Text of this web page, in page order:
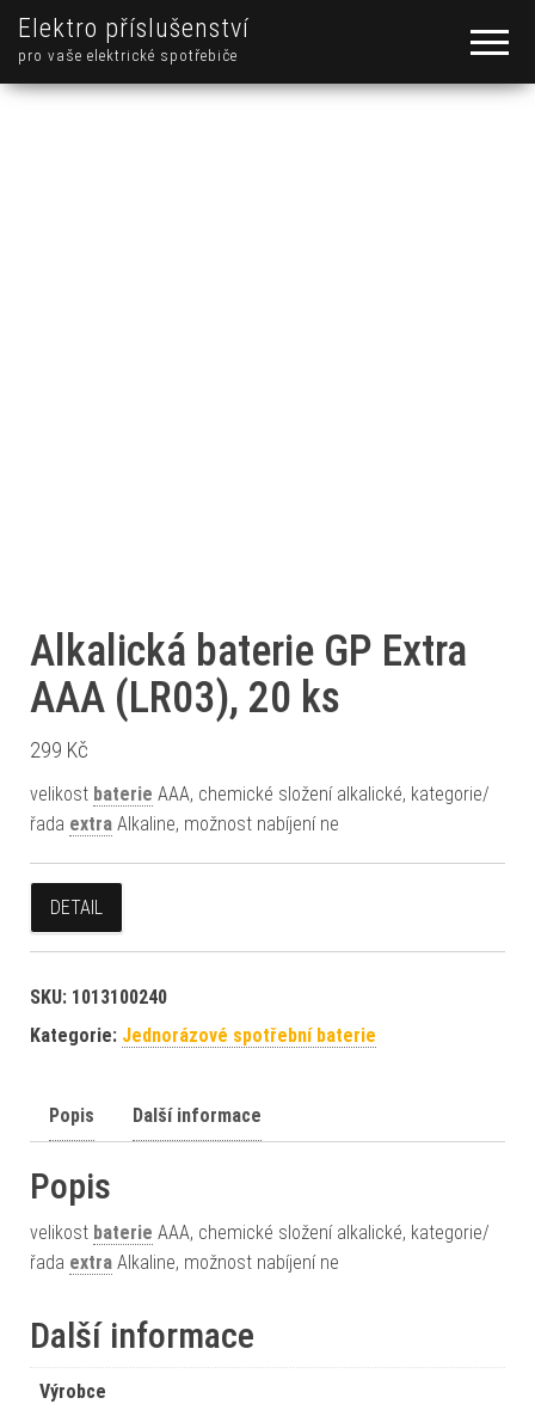
Elektro příslušenství
pro vaše elektrické spotřebiče
Alkalická baterie GP Extra
AAA (LR03), 20 ks
299 Kč
velikost baterie AAA, chemické složení alkalické, kategorie/
řada extra Alkaline, možnost nabíjení ne
DETAIL
SKU: 1013100240
Kategorie: Jednorázové spotřební baterie
Popis Další informace
Popis
velikost baterie AAA, chemické složení alkalické, kategorie/
řada extra Alkaline, možnost nabíjení ne
Další informace
Výrobce